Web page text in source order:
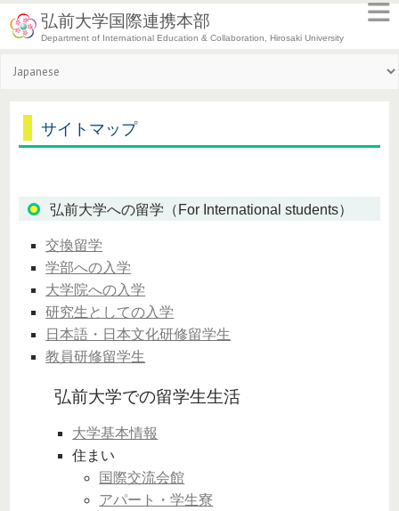
弘前大学国際連携本部
Department of International Education & Collaboration, Hirosaki University
サイトマップ
弘前大学への留学（For International students）
交換留学
学部への入学
大学院への入学
研究生としての入学
日本語・日本文化研修留学生
教員研修留学生
弘前大学での留学生生活
大学基本情報
住まい
国際交流会館
アパート・学生寮